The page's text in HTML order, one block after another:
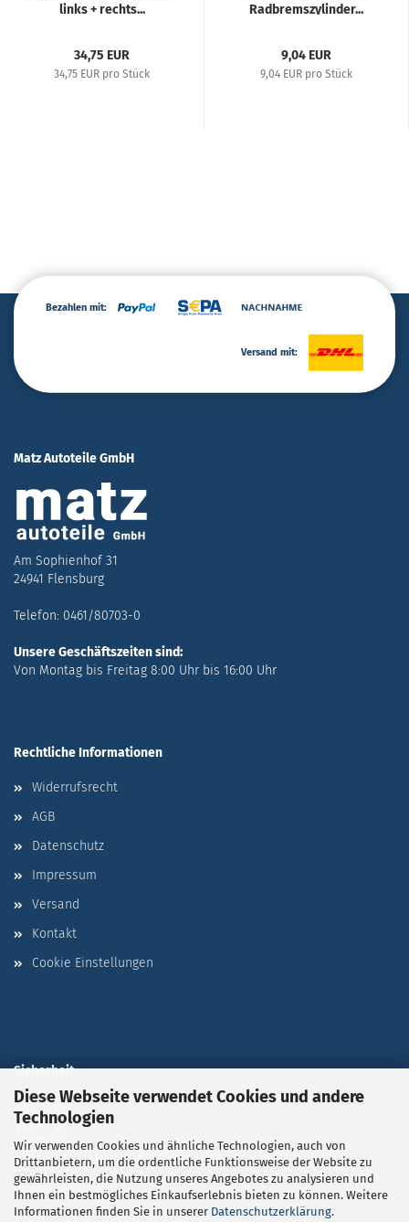
Diese Webseite verwendet Cookies und andere
Technologien
Wir verwenden Cookies und ähnliche Technologien, auch von
Drittanbietern, um die ordentliche Funktionsweise der Website zu
gewährleisten, die Nutzung unseres Angebotes zu analysieren und
Ihnen ein bestmögliches Einkaufserlebnis bieten zu können. Weitere
Informationen finden Sie in unserer Datenschutzerklärung.
links + rechts...
34,75 EUR
34,75 EUR pro Stück
Radbremszylinder...
9,04 EUR
9,04 EUR pro Stück
Bezahlen mit:
Versand mit:
Matz Autoteile GmbH
Am Sophienhof 31
24941 Flensburg
Telefon: 0461/80703-0
Unsere Geschäftszeiten sind:
Von Montag bis Freitag 8:00 Uhr bis 16:00 Uhr
Rechtliche Informationen
Widerrufsrecht
AGB
Datenschutz
Impressum
Versand
Kontakt
Cookie Einstellungen
Sicherheit
Sichere Bestell- & Zahlungsabwicklungdurch SSL-
Verschlüsselung